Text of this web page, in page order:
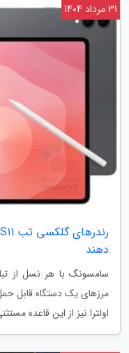
دهند
سامسونگ با هر نسل از
اولترا نیز از این قاعده
31 مرداد 1404